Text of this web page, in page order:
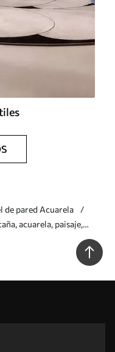
de pared Acuarela
acuarela, paisaje,